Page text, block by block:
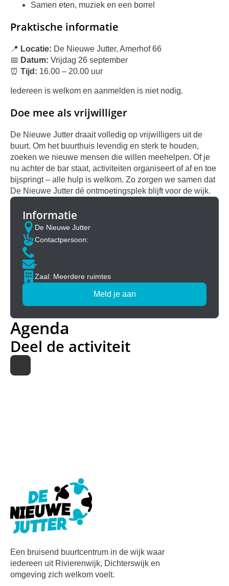
Samen eten, muziek en een borrel
Praktische informatie
📍 Locatie: De Nieuwe Jutter, Amerhof 66
📅 Datum: Vrijdag 26 september
⏰ Tijd: 16.00 – 20.00 uur
Iedereen is welkom en aanmelden is niet nodig.
Doe mee als vrijwilliger
De Nieuwe Jutter draait volledig op vrijwilligers uit de
buurt. Om het buurthuis levendig en sterk te houden,
zoeken we nieuwe mensen die willen meehelpen. Of je
nu achter de bar staat, activiteiten organiseert of af en toe
bijspringt – alle hulp is welkom. Zo zorgen we samen dat
De Nieuwe Jutter dé ontmoetingsplek blijft voor de wijk.
Informatie
De Nieuwe Jutter
Contactpersoon:
-
Zaal: Meerdere ruimtes
Meld je aan
Agenda
Deel de activiteit
Een bruisend buurtcentrum in de wijk waar
iedereen uit Rivierenwijk, Dichterswijk en
omgeving zich welkom voelt.